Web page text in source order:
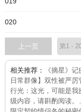
020
上一页
相关推荐： 《摘星》 记
日常群像】 双性被严厉
行光：这光，可能是
级内容，请斟酌阅读。